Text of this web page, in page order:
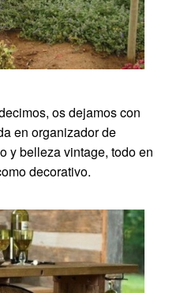
os dejamos con
en organizador de
y belleza vintage, todo en
decorativo.